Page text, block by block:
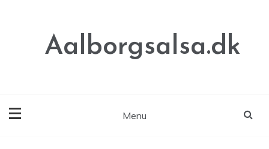
Aalborgsalsa.dk
Menu